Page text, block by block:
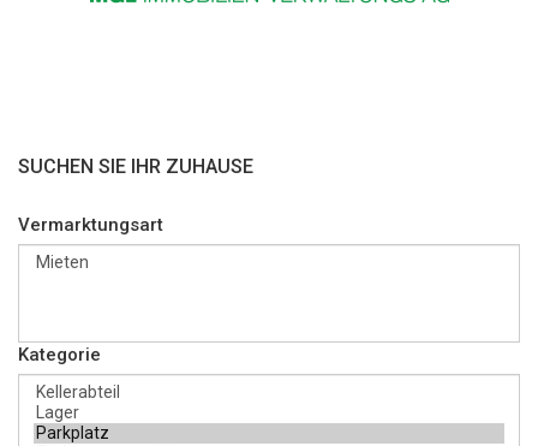
SUCHEN SIE IHR ZUHAUSE
Vermarktungsart
Kategorie